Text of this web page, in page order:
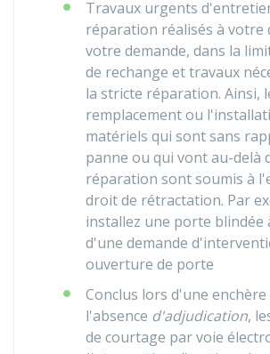
Travaux urgents
réparation réalisés à votre
votre demande, dans la
de rechange et travaux
la stricte réparation. Ainsi,
remplacement ou
matériels qui sont sans
panne ou qui vont au-delà
réparation sont soumis à
droit de rétractation. Par
installez une porte blindée
d'une demande
ouverture de porte
Conclus lors d'une enchère
l'absence d'adjudication,
de courtage par voie